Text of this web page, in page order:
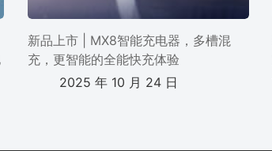
新品上市 | MX8智能充电器，多槽混
充，更智能的全能快充体验
2025 年 10 月 24 日